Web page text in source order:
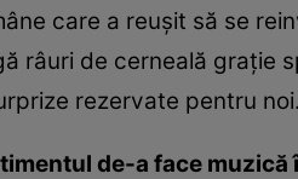
care a reuşit să se
râuri de cerneală graţie
rezervate pentru
de-a face muzică